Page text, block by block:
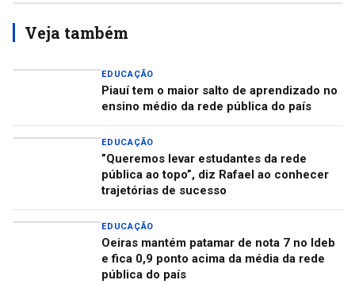
Veja também
EDUCAÇÃO
Piauí tem o maior salto de aprendizado no
ensino médio da rede pública do país
EDUCAÇÃO
”Queremos levar estudantes da rede
pública ao topo”, diz Rafael ao conhecer
trajetórias de sucesso
EDUCAÇÃO
Oeiras mantém patamar de nota 7 no Ideb
e fica 0,9 ponto acima da média da rede
pública do país